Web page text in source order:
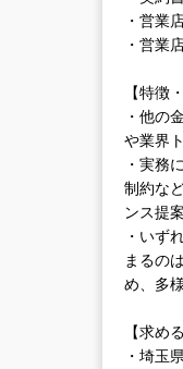
・営業
・営業
【特徴
・他の
や業界
・実務
制約な
ンス提
・いず
まるの
め、多
【求め
・埼玉